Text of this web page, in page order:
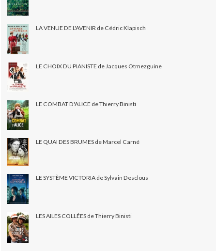
LA VENUE DE L'AVENIR de Cédric Klapisch
LE CHOIX DU PIANISTE de Jacques Otmezguine
LE COMBAT D'ALICE de Thierry Binisti
LE QUAI DES BRUMES de Marcel Carné
LE SYSTÈME VICTORIA de Sylvain Desclous
LES AILES COLLÉES de Thierry Binisti